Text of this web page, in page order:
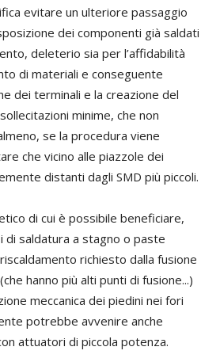
evitare un ulteriore passaggio
dei componenti già saldati
deleterio sia per l’affidabilità
di materiali e conseguente
dei terminali e la creazione del
minime, che non
se la procedura viene
che vicino alle piazzole dei
distanti dagli SMD più piccoli.
di cui è possibile beneficiare,
saldatura a stagno o paste
richiesto dalla fusione
hanno più alti punti di fusione...)
meccanica dei piedini nei fori
potrebbe avvenire anche
attuatori di piccola potenza.